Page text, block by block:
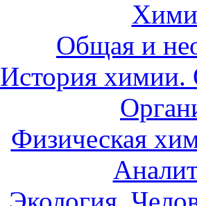
Общая и
История
Физическая